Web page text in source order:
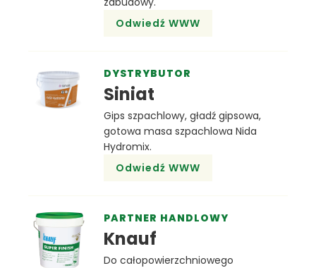
Odwiedź WWW
DYSTRYBUTOR
Siniat
Gips szpachlowy, gładź gipsowa,
gotowa masa szpachlowa Nida
Hydromix.
Odwiedź WWW
PARTNER HANDLOWY
Knauf
Do całopowierzchniowego